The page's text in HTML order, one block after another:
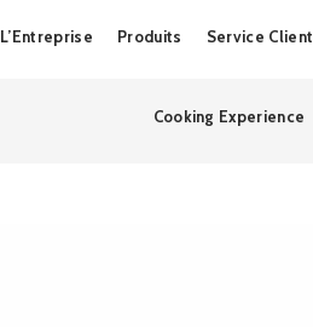
to
L’Entreprise Produits Service Client
Cooking Experience